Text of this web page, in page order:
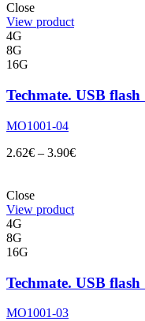
Close
View product
4G
8G
16G
Techmate. USB
MO1001-04
2.62€ – 3.90€
Close
View product
4G
8G
16G
Techmate. USB
MO1001-03